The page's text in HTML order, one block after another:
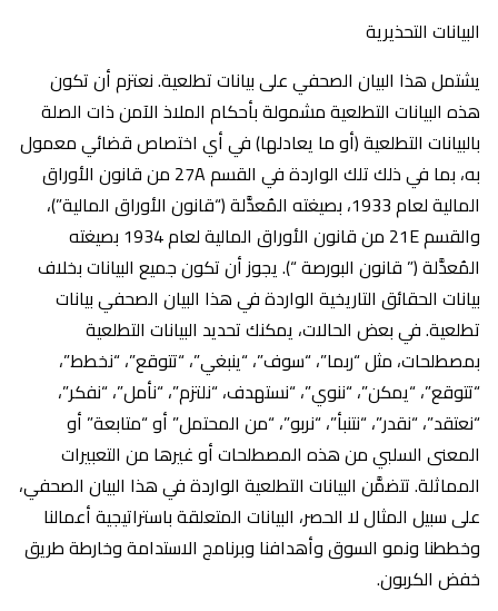
البيانات التحذيرية
يشتمل هذا البيان الصحفي على بيانات تطلعية. نعتزم أن تكون
هذه البيانات التطلعية مشمولة بأحكام الملاذ الآمن ذات الصلة
بالبيانات التطلعية (أو ما يعادلها) في أي اختصاص قضائي معمول
به، بما في ذلك تلك الواردة في القسم 27A من قانون الأوراق
المالية لعام 1933، بصيغته المُعدَّلة (“قانون الأوراق المالية”)،
والقسم 21E من قانون الأوراق المالية لعام 1934 بصيغته
المُعدَّلة (” قانون البورصة “). يجوز أن تكون جميع البيانات بخلاف
بيانات الحقائق التاريخية الواردة في هذا البيان الصحفي بيانات
تطلعية. في بعض الحالات، يمكنك تحديد البيانات التطلعية
بمصطلحات، مثل “ربما”، “سوف”، “ينبغي”، “تتوقع”، “نخطط”،
“تتوقع”، “يمكن”، “ننوي”، “نستهدف، “نلتزم”، “نأمل”، “نفكر”،
“نعتقد”، “نقدر”، “نتنبأ”، “نربو”، “من المحتمل” أو “متابعة” أو
المعنى السلبي من هذه المصطلحات أو غيرها من التعبيرات
المماثلة. تتضمَّن البيانات التطلعية الواردة في هذا البيان الصحفي،
على سبيل المثال لا الحصر، البيانات المتعلقة باستراتيجية أعمالنا
وخططنا ونمو السوق وأهدافنا وبرنامج الاستدامة وخارطة طريق
خفض الكربون.